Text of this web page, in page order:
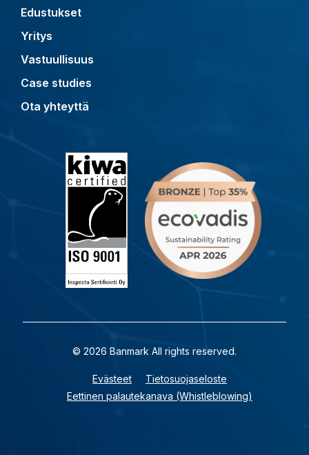
Edustukset
Yritys
Vastuullisuus
Case studies
Ota yhteyttä
© 2026 Banmark All rights reserved.
Evästeet
Tietosuojaseloste
Eettinen palautekanava (Whistleblowing)